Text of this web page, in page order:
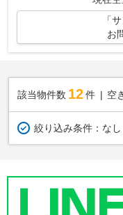
「
お
該当物件数 12件 空
絞り込み条件： なし